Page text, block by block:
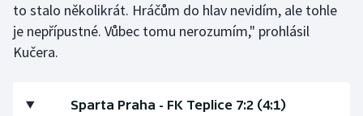
to stalo několikrát. Hráčům do hlav nevidím, ale tohle
je nepřípustné. Vůbec tomu nerozumím," prohlásil
Kučera.
Sparta Praha - FK Teplice 7:2 (4:1)